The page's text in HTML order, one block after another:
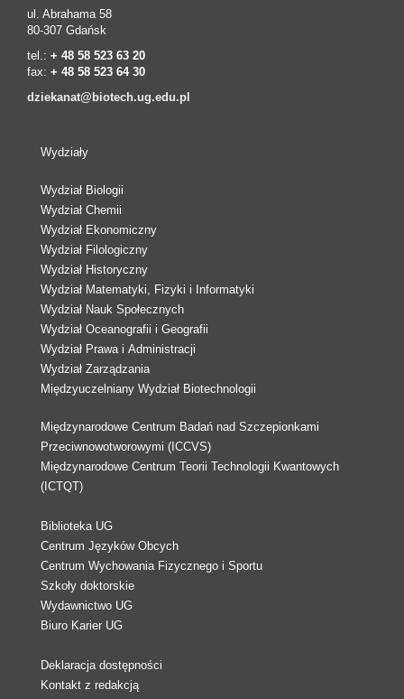
ul. Abrahama 58
80-307 Gdańsk
tel.: + 48 58 523 63 20
fax: + 48 58 523 64 30
dziekanat@biotech.ug.edu.pl
Wydziały
Wydział Biologii
Wydział Chemii
Wydział Ekonomiczny
Wydział Filologiczny
Wydział Historyczny
Wydział Matematyki, Fizyki i Informatyki
Wydział Nauk Społecznych
Wydział Oceanografii i Geografii
Wydział Prawa i Administracji
Wydział Zarządzania
Międzyuczelniany Wydział Biotechnologii
Międzynarodowe Centrum Badań nad Szczepionkami
Przeciwnowotworowymi (ICCVS)
Międzynarodowe Centrum Teorii Technologii Kwantowych
(ICTQT)
Biblioteka UG
Centrum Języków Obcych
Centrum Wychowania Fizycznego i Sportu
Szkoły doktorskie
Wydawnictwo UG
Biuro Karier UG
Deklaracja dostępności
Kontakt z redakcją